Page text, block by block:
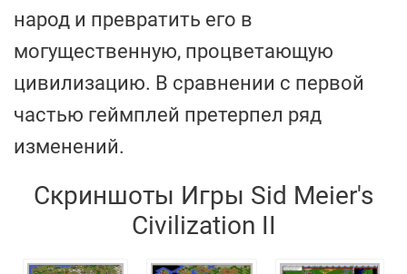
народ и превратить его в
могущественную, процветающую
цивилизацию. В сравнении с первой
частью геймплей претерпел ряд
изменений.
Скриншоты Игры Sid Meier's
Civilization II